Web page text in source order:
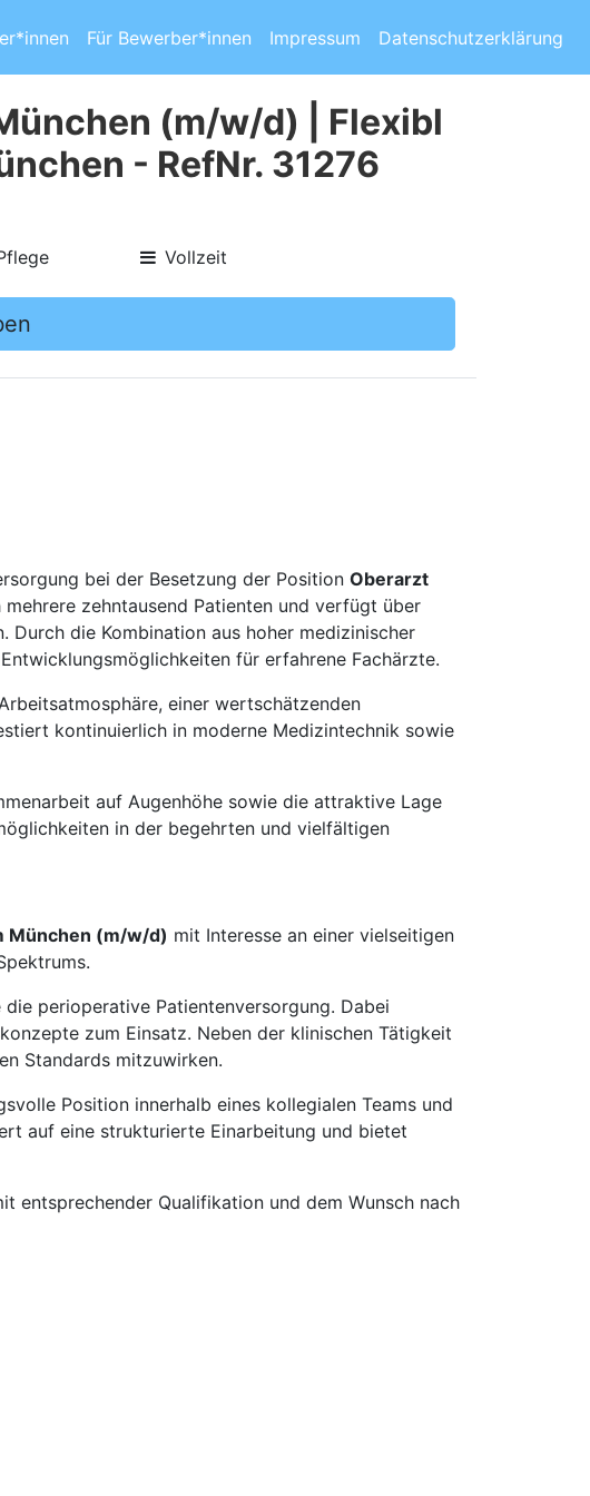
Für Bewerber*innen Impressum Datenschutzerklärung
(m/w/d) | Flexibl
- RefNr. 31276
Vollzeit
bei der Besetzung der Position Oberarzt
zehntausend Patienten und verfügt über
Durch die Kombination aus hoher medizinischer
für erfahrene Fachärzte.
einer wertschätzenden
kontinuierlich in moderne Medizintechnik sowie
auf Augenhöhe sowie die attraktive Lage
in der begehrten und vielfältigen
München (m/w/d) mit Interesse an einer vielseitigen
perioperative Patientenversorgung. Dabei
zum Einsatz. Neben der klinischen Tätigkeit
Standards mitzuwirken.
Position innerhalb eines kollegialen Teams und
auf eine strukturierte Einarbeitung und bietet
entsprechender Qualifikation und dem Wunsch nach